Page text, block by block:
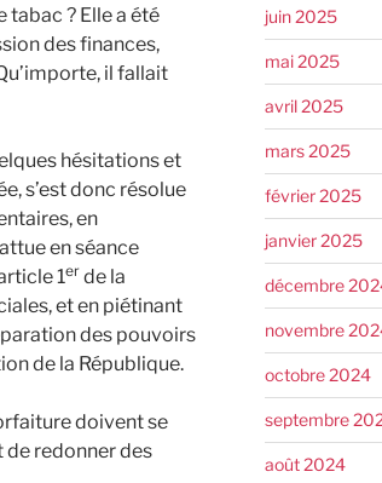
tabac ? Elle a été
des finances,
il fallait
hésitations et
s’est donc résolue
en
en séance
1er de la
et en piétinant
des pouvoirs
de la République.
doivent se
redonner des
juin 2025
mai 2025
avril 2025
mars 2025
février 2025
janvier 2025
décembre
novembre
octobre 2024
septembre
août 2024